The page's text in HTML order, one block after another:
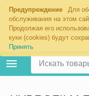
Предупреждение
Для
обслуживания на этом
Продолжая его
куки (cookies) будут
Принять